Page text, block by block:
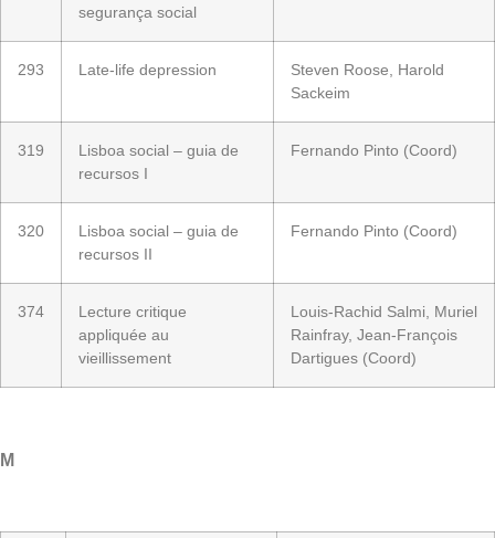
segurança social
293 Late-life depression
Steven Roose, Harold
Sackeim
319
Lisboa social – guia de
recursos I
Fernando Pinto (Coord)
320
Lisboa social – guia de
recursos II
Fernando Pinto (Coord)
374
Lecture critique
appliquée au
vieillissement
Louis-Rachid Salmi, Muriel
Rainfray, Jean-François
Dartigues (Coord)
M